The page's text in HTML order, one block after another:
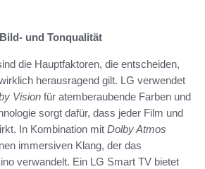
und Tonqualität
die Hauptfaktoren, die entscheiden,
herausragend gilt. LG verwendet
Vision für atemberaubende Farben und
sorgt dafür, dass jeder Film und
In Kombination mit Dolby Atmos
immersiven Klang, der das
verwandelt. Ein LG Smart TV bietet